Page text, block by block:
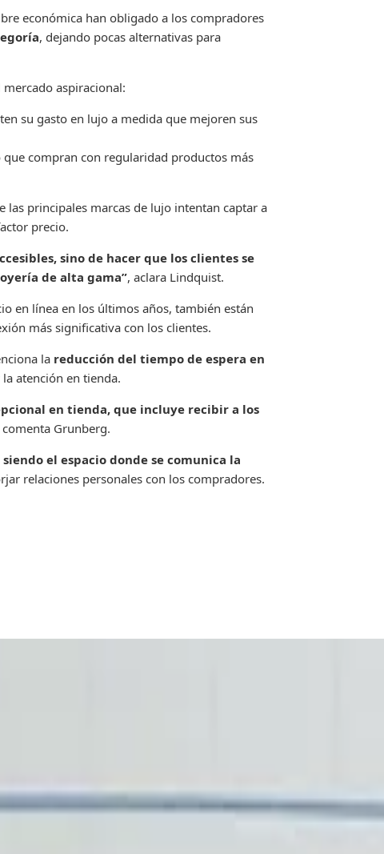
económica han obligado a los compradores
, dejando pocas alternativas para
aspiracional:
su gasto en lujo a medida que mejoren sus
que compran con regularidad productos más
las principales marcas de lujo intentan captar a
precio.
sino de hacer que los clientes se
de alta gama”, aclara Lindquist.
en línea en los últimos años, también están
más significativa con los clientes.
la reducción del tiempo de espera en
atención en tienda.
en tienda, que incluye recibir a los
comenta Grunberg.
el espacio donde se comunica la
relaciones personales con los compradores.